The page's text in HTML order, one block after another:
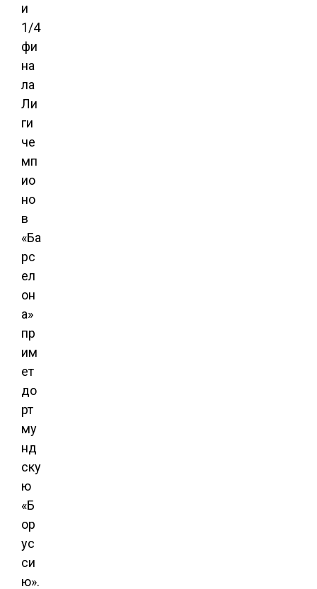
и
1/4
фи
на
ла
Ли
ги
че
мп
ио
но
в
«Ба
рс
ел
он
а»
пр
им
ет
до
рт
му
нд
ску
ю
«Б
ор
ус
си
ю».